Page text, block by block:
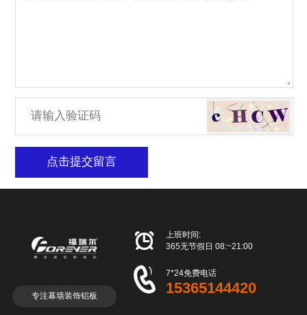
点击提交留言
专注幕墙装饰铝板

上班时间:
365无节假日 08:~21:00
 7*24免费电话
15365144420